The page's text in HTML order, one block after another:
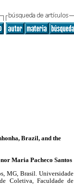
Brazil, and the
Maria Pacheco Santos
MG, Brasil. Universidade
Coletiva, Faculdade de